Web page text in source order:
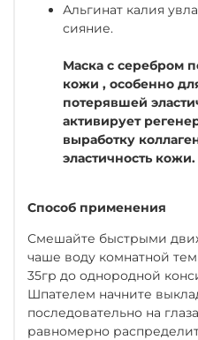
Альгинат калия
сияние.
Маска с серебром
кожи , особенно
потерявшей
активирует
выработку
эластичность кожи.
Способ применения
Смешайте быстрыми
чаше воду комнатной
35гр до однородной
Шпателем начните
последовательно на
равномерно